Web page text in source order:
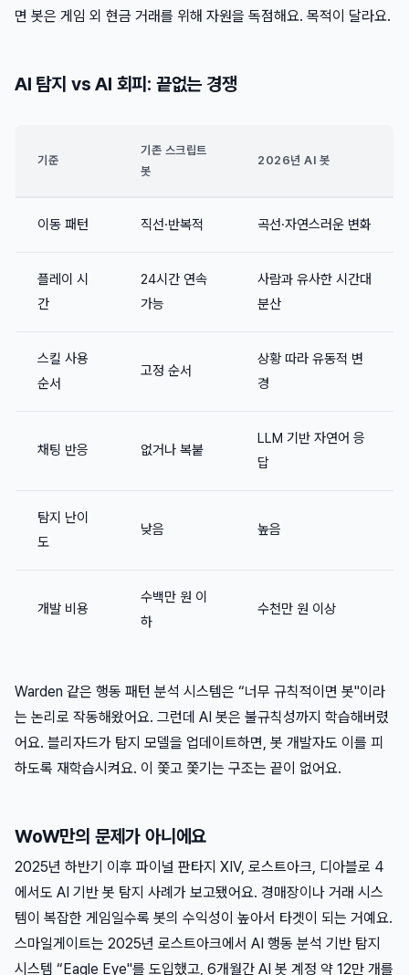
면 봇은 게임 외 현금 거래를 위해 자원을 독점해요. 목적이 달라요.
AI 탐지 vs AI 회피: 끝없는 경쟁
기준
기존 스크립트
봇
2026년 AI 봇
이동 패턴 직선·반복적 곡선·자연스러운 변화
플레이 시
간
24시간 연속
가능
사람과 유사한 시간대
분산
스킬 사용
순서
고정 순서
상황 따라 유동적 변
경
채팅 반응 없거나 복붙
LLM 기반 자연어 응
답
탐지 난이
도
낮음 높음
개발 비용
수백만 원 이
하
수천만 원 이상
Warden 같은 행동 패턴 분석 시스템은 “너무 규칙적이면 봇"이라
는 논리로 작동해왔어요. 그런데 AI 봇은 불규칙성까지 학습해버렸
어요. 블리자드가 탐지 모델을 업데이트하면, 봇 개발자도 이를 피
하도록 재학습시켜요. 이 쫓고 쫓기는 구조는 끝이 없어요.
WoW만의 문제가 아니에요
2025년 하반기 이후 파이널 판타지 XIV, 로스트아크, 디아블로 4
에서도 AI 기반 봇 탐지 사례가 보고됐어요. 경매장이나 거래 시스
템이 복잡한 게임일수록 봇의 수익성이 높아서 타겟이 되는 거예요.
스마일게이트는 2025년 로스트아크에서 AI 행동 분석 기반 탐지
시스템 “Eagle Eye"를 도입했고, 6개월간 AI 봇 계정 약 12만 개를